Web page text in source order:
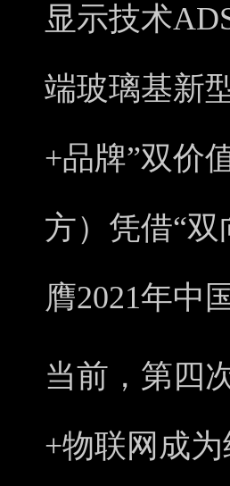
显示技术
端玻璃基新
+品牌”双价
方）凭借“双
膺2021年中
当前，第四
+物联网成